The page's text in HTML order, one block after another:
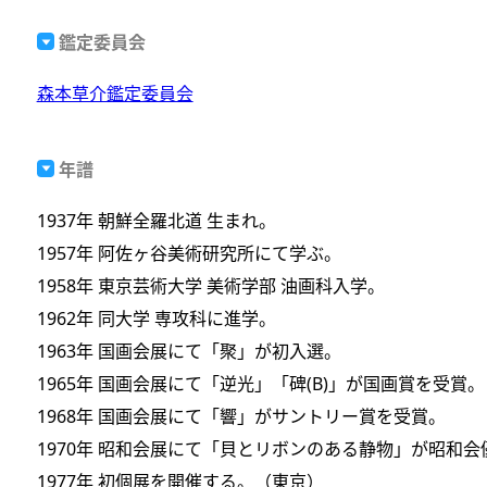
鑑定委員会
森本草介鑑定委員会
年譜
1937年 朝鮮全羅北道 生まれ。
1957年 阿佐ヶ谷美術研究所にて学ぶ。
1958年 東京芸術大学 美術学部 油画科入学。
1962年 同大学 専攻科に進学。
1963年 国画会展にて「聚」が初入選。
1965年 国画会展にて「逆光」「碑(B)」が国画賞を受賞。
1968年 国画会展にて「響」がサントリー賞を受賞。
1970年 昭和会展にて「貝とリボンのある静物」が昭和会
1977年 初個展を開催する。（東京）